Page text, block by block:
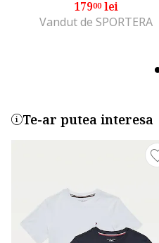
17900lei
Vandut de SPORTERA
Te-ar putea interesa